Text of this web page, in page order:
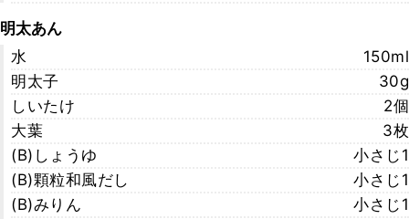
明太あん
水
150ml
明太子
30g
しいたけ
2個
大葉
3枚
(B)しょうゆ
小さじ1
(B)顆粒和風だし
小さじ1
(B)みりん
小さじ1